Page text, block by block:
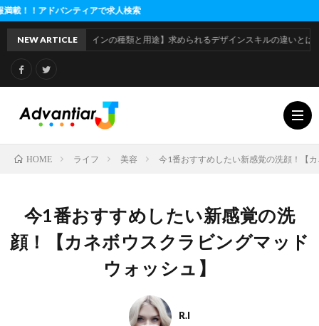
で求人検索
NEW ARTICLE
【デザインの種類と用途】求められるデザインスキルの違いとは
HOME ライフ 美容 今1番おすすめしたい新感覚の洗顔！【
今1番おすすめしたい新感覚の洗
顔！【カネボウスクラビングマッド
ウォッシュ】
R.I